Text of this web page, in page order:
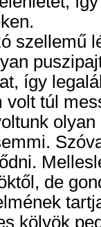
szellemű
így
volt túl
de
kölyök